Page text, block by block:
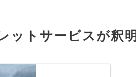
ットサービスが釈明